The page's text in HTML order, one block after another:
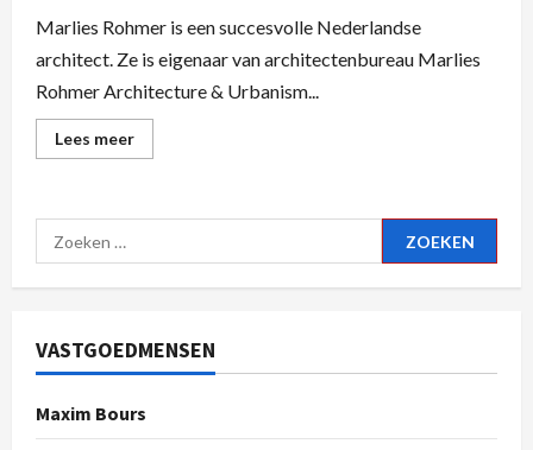
Marlies Rohmer is een succesvolle Nederlandse
architect. Ze is eigenaar van architectenbureau Marlies
Rohmer Architecture & Urbanism...
Lees meer
VASTGOEDMENSEN
Maxim Bours